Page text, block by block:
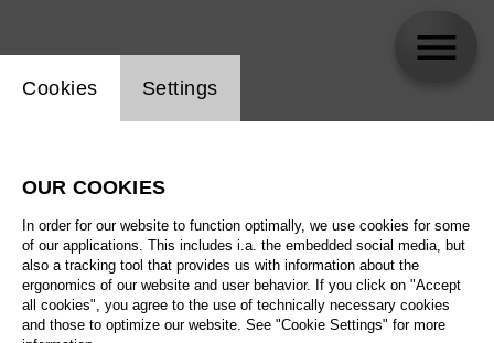
All artistic fields
All locations
All features
Website cookie setting
Cookies Settings
OUR COOKIES
In order for our website to function optimally, we use cookies for some
of our applications. This includes i.a. the embedded social media, but
also a tracking tool that provides us with information about the
ergonomics of our website and user behavior. If you click on "Accept
all cookies", you agree to the use of technically necessary cookies
and those to optimize our website. See "Cookie Settings" for more